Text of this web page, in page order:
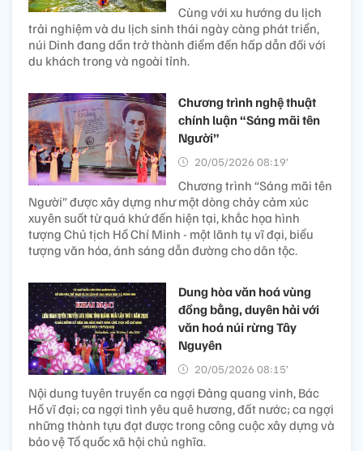
Cùng với xu hướng du lịch
trải nghiệm và du lịch sinh thái ngày càng phát triển,
núi Dinh đang dần trở thành điểm đến hấp dẫn đối với
du khách trong và ngoài tỉnh.
Chương trình nghệ thuật
chính luận “Sáng mãi tên
Người”
20/05/2026 08:19’
Chương trình “Sáng mãi tên
Người” được xây dựng như một dòng chảy cảm xúc
xuyên suốt từ quá khứ đến hiện tại, khắc họa hình
tượng Chủ tịch Hồ Chí Minh - một lãnh tụ vĩ đại, biểu
tượng văn hóa, ánh sáng dẫn đường cho dân tộc.
Dung hòa văn hoá vùng
đồng bằng, duyên hải với
văn hoá núi rừng Tây
Nguyên
20/05/2026 08:15’
Nội dung tuyên truyền ca ngợi Đảng quang vinh, Bác
Hồ vĩ đại; ca ngợi tình yêu quê hương, đất nước; ca ngợi
những thành tựu đạt được trong công cuộc xây dựng và
bảo vệ Tổ quốc xã hội chủ nghĩa.